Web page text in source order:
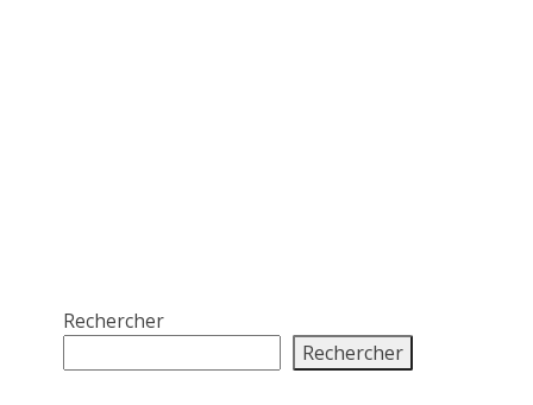
Rechercher
Rechercher